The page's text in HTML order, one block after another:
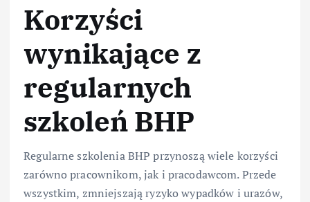
Korzyści
wynikające z
regularnych
szkoleń BHP
Regularne szkolenia BHP przynoszą wiele korzyści
zarówno pracownikom, jak i pracodawcom. Przede
wszystkim, zmniejszają ryzyko wypadków i urazów,